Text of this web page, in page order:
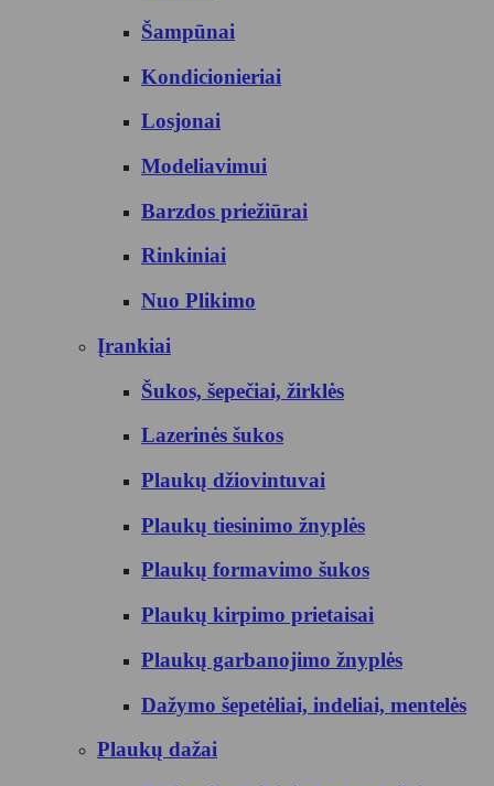
Šampūnai
Kondicionieriai
Losjonai
Modeliavimui
Barzdos priežiūrai
Rinkiniai
Nuo Plikimo
Įrankiai
Šukos, šepečiai, žirklės
Lazerinės šukos
Plaukų džiovintuvai
Plaukų tiesinimo žnyplės
Plaukų formavimo šukos
Plaukų kirpimo prietaisai
Plaukų garbanojimo žnyplės
Dažymo šepetėliai, indeliai, mentelės
Plaukų dažai